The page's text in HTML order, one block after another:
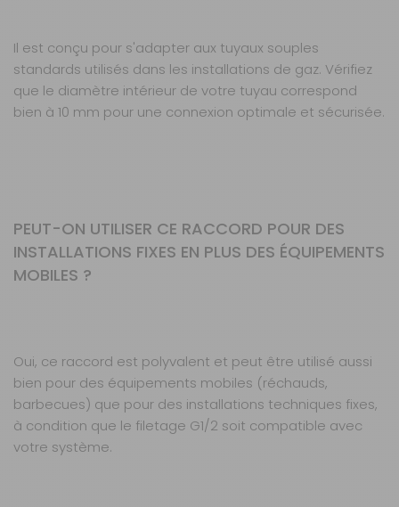
Il est conçu pour s'adapter aux tuyaux souples
standards utilisés dans les installations de gaz. Vérifiez
que le diamètre intérieur de votre tuyau correspond
bien à 10 mm pour une connexion optimale et sécurisée.
PEUT-ON UTILISER CE RACCORD POUR DES
INSTALLATIONS FIXES EN PLUS DES ÉQUIPEMENTS
MOBILES ?
Oui, ce raccord est polyvalent et peut être utilisé aussi
bien pour des équipements mobiles (réchauds,
barbecues) que pour des installations techniques fixes,
à condition que le filetage G1/2 soit compatible avec
votre système.